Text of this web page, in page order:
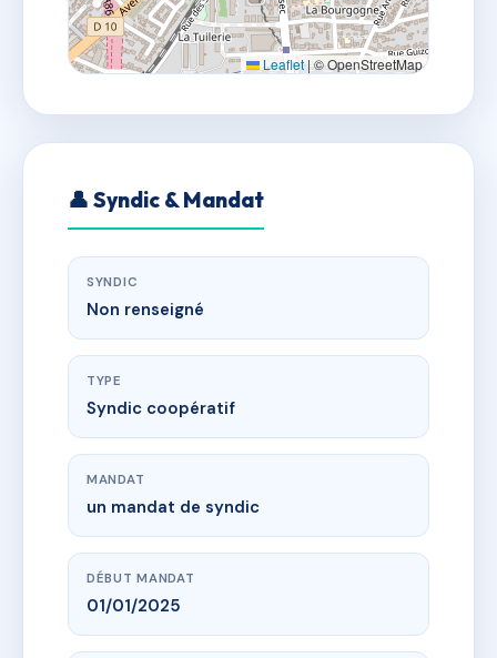
Leaflet|© OpenStreetMap
👤 Syndic & Mandat
SYNDIC
Non renseigné
TYPE
Syndic coopératif
MANDAT
un mandat de syndic
DÉBUT MANDAT
01/01/2025